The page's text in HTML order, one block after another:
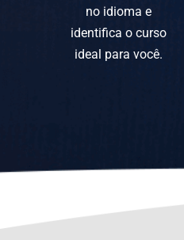
no idioma e
identifica o curso
ideal para você.